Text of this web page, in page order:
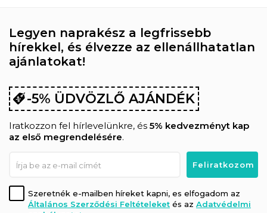
Legyen naprakész a legfrissebb
hírekkel, és élvezze az ellenállhatatlan
ajánlatokat!
-5% ÜDVÖZLŐ AJÁNDÉK
Iratkozzon fel hírlevelünkre, és 5% kedvezményt kap
az első megrendelésére.
Szeretnék e-mailben híreket kapni, es elfogadom az
Általános Szerződési Feltételeket és az Adatvédelmi